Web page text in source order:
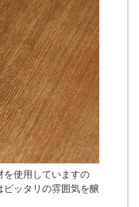
を使用していますの
ピッタリの雰囲気を醸